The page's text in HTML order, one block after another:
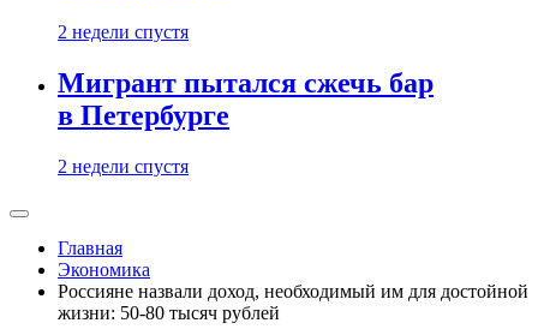
2 недели спустя
Мигрант пытался сжечь бар
в Петербурге
2 недели спустя
Главная
Экономика
Россияне назвали доход, необходимый им для достойной
жизни: 50-80 тысяч рублей